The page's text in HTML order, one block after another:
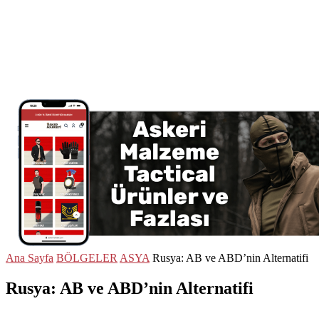
Ana Sayfa BÖLGELER ASYA Rusya: AB ve ABD’nin Alternatifi
Rusya: AB ve ABD’nin Alternatifi